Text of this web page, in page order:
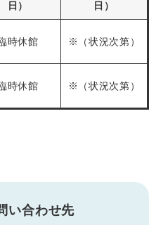
日）
日）
時休館 ※（状況次第）
時休館 ※（状況次第）
い合わせ先